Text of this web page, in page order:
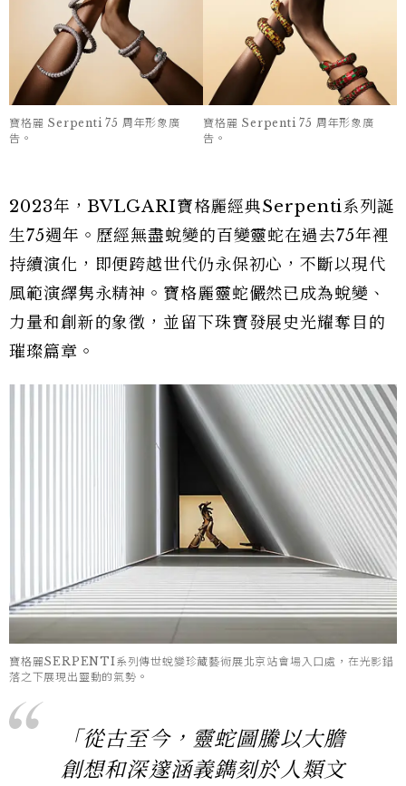
寶格麗 Serpenti 75 周年形象廣
告。
寶格麗 Serpenti 75 周年形象廣
告。
2023年，BVLGARI寶格麗經典Serpenti系列誕
生75週年。歷經無盡蛻變的百變靈蛇在過去75年裡
持續演化，即便跨越世代仍永保初心，不斷以現代
風範演繹隽永精神。寶格麗靈蛇儼然已成為蛻變、
力量和創新的象徵，並留下珠寶發展史光耀奪目的
璀璨篇章。
寶格麗SERPENTI系列傳世蛻變珍藏藝術展北京站會場入口處，在光影錯
落之下展現出靈動的氣勢。
「從古至今，靈蛇圖騰以大膽
創想和深邃涵義鐫刻於人類文